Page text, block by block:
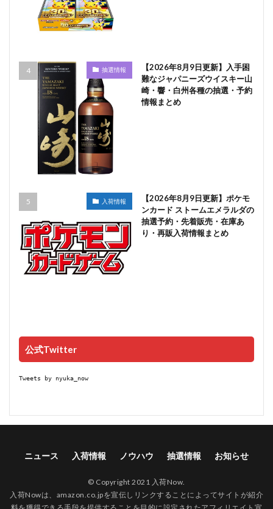
抽選情報
【2026年8月9日更新】入手困
難なジャパニーズウイスキー山
崎・響・白州各種の抽選・予約
情報まとめ
入荷情報
【2026年8月9日更新】ポケモ
ンカード ストームエメラルダの
抽選予約・先着販売・在庫あ
り・再販入荷情報まとめ
公式Twitter
Tweets by nyuka_now
ニュース 入荷情報 ノウハウ 抽選情報 お知らせ
© Copyright 2021 入荷Now.
入荷Nowは、amazon.co.jpを宣伝しリンクすることによってサイトが紹介
料を獲得できる手段を提供することを目的に設定されたアフィリエイト宣